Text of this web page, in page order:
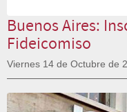
Buenos Aires:
Fideicomiso
Viernes 14 de Octubre de